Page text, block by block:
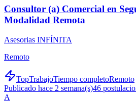
Consultor (a) Comercial en
Modalidad Remota
Asesorias INFÍNITA
Remoto
TopTrabajoTiempo completoRemoto
Publicado hace 2 semana(s)46
A